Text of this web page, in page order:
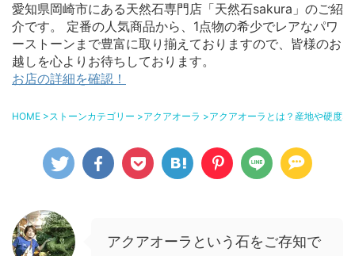
愛知県岡崎市にある天然石専門店「天然石sakura」のご紹
介です。 定番の人気商品から、1点物の希少でレアなパワ
ーストーンまで豊富に取り揃えておりますので、皆様のお
越しを心よりお待ちしております。
お店の詳細を確認！
HOME >ストーンカテゴリー >アクアオーラ >アクアオーラとは？産地や硬度
アクアオーラという石をご存知で